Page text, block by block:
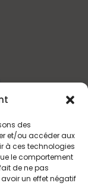
des
et/ou accéder aux
à ces technologies
le comportement
de ne pas
un effet négatif